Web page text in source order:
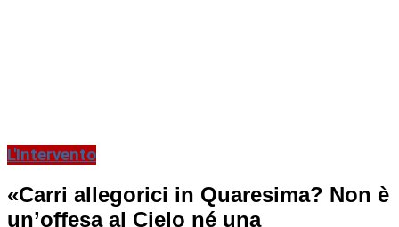
L'Intervento
«Carri allegorici in Quaresima? Non è
un’offesa al Cielo né una